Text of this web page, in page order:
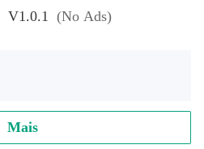
Hari's Makeup V1.0.1 (No Ads)
Mais